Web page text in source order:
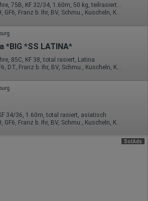
des Besuchs
25 Jahre, 75B, KF 32/34, 1.60m, 50 kg, teilrasiert, asiatisch
ZK, 69, GF6, Franz b. Ihr, BV, Schmu., Kuscheln, Körperküs.
*BIG *SS LATINA*
85C, KF 38, total rasiert, Latina
69, GF6, DT, Franz b. Ihr, BV, Schmu., Kuscheln, Körperküs.
34/36, 1.60m, total rasiert, asiatisch
SolAds